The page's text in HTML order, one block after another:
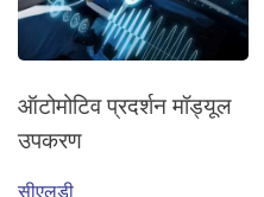
ऑटोमोटिव प्रदर्शन मॉड्यूल
उपकरण
सीएलडी